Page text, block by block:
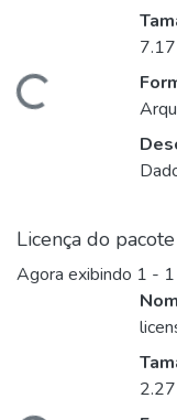
Carregando...
Licença do pacote
Agora exibindo 1 -